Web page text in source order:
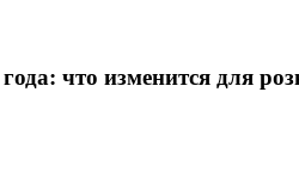
что изменится для